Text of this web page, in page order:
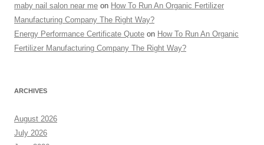
maby nail salon near me on How To Run An Organic Fertilizer
Manufacturing Company The Right Way?
Energy Performance Certificate Quote on How To Run An Organic
Fertilizer Manufacturing Company The Right Way?
ARCHIVES
August 2026
July 2026